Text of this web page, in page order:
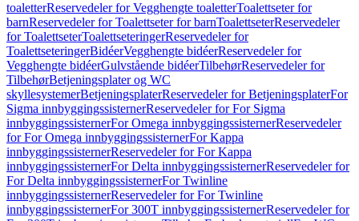
toaletterReservedeler for Vegghengte toaletterToalettseter for
barnReservedeler for Toalettseter for barnToalettseterReservedeler
for ToalettseterToalettseteringerReservedeler for
ToalettseteringerBidéerVegghengte bidéerReservedeler for
Vegghengte bidéerGulvstående bidéerTilbehørReservedeler for
TilbehørBetjeningsplater og WC
skyllesystemerBetjeningsplaterReservedeler for BetjeningsplaterFor
Sigma innbyggingssisternerReservedeler for For Sigma
innbyggingssisternerFor Omega innbyggingssisternerReservedeler
for For Omega innbyggingssisternerFor Kappa
innbyggingssisternerReservedeler for For Kappa
innbyggingssisternerFor Delta innbyggingssisternerReservedeler for
For Delta innbyggingssisternerFor Twinline
innbyggingssisternerReservedeler for For Twinline
innbyggingssisternerFor 300T innbyggingssisternerReservedeler for